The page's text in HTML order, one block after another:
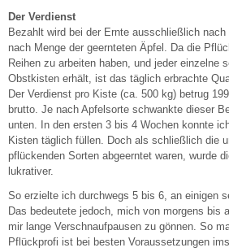
Der Verdienst
Bezahlt wird bei der Ernte ausschließlich
nach Menge der geernteten Äpfel. Da die
Reihen zu arbeiten haben, und jeder einzelne
Obstkisten erhält, ist das täglich erbrachte
Der Verdienst pro Kiste (ca. 500 kg) betrug
brutto. Je nach Apfelsorte schwankte dieser
unten. In den ersten 3 bis 4 Wochen konnte
Kisten täglich füllen. Doch als schließlich die
pflückenden Sorten abgeerntet waren, wurde
lukrativer.
So erzielte ich durchwegs 5 bis 6, an einigen
Das bedeutete jedoch, mich von morgens bis
mir lange Verschnaufpausen zu gönnen. So
Pflückprofi ist bei besten Voraussetzungen